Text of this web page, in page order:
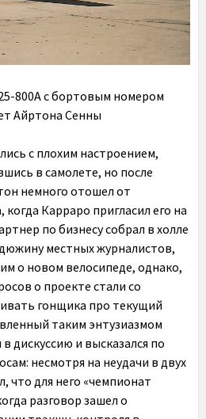
800A с бортовым номером
Айртона Сенны
с плохим настроением,
в самолете, но после
немного отошел от
когда Карраро пригласил его на
по бизнесу собрал в холле
местных журналистов,
о новом велосипеде, однако,
о проекте стали со
гонщика про текущий
таким энтузиазмом
дискуссию и высказался по
несмотря на неудачи в двух
что для него «чемпионат
разговор зашел о